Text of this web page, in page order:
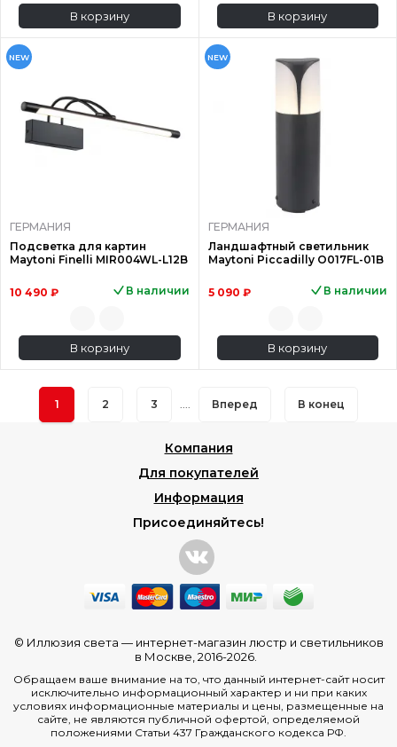
В корзину В корзину
NEW
ГЕРМАНИЯ
Подсветка для картин
Maytoni Finelli MIR004WL-L12B
10 490 ₽ В наличии
В корзину
NEW
ГЕРМАНИЯ
Ландшафтный светильник
Maytoni Piccadilly O017FL-01B
5 090 ₽ В наличии
В корзину
1 2 3 Вперед В конец
Компания
Для покупателей
Информация
Присоединяйтесь!
© Иллюзия света — интернет-магазин люстр и светильников
в Москве , 2016-2026.
Обращаем ваше внимание на то, что данный интернет-сайт носит
исключительно информационный характер и ни при каких
условиях информационные материалы и цены, размещенные на
сайте, не являются публичной офертой, определяемой
положениями Статьи 437 Гражданского кодекса РФ.